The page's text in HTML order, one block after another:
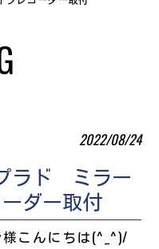
2022/08/24
ラド ミラー
ダー取付
こんにちは(^_^)/